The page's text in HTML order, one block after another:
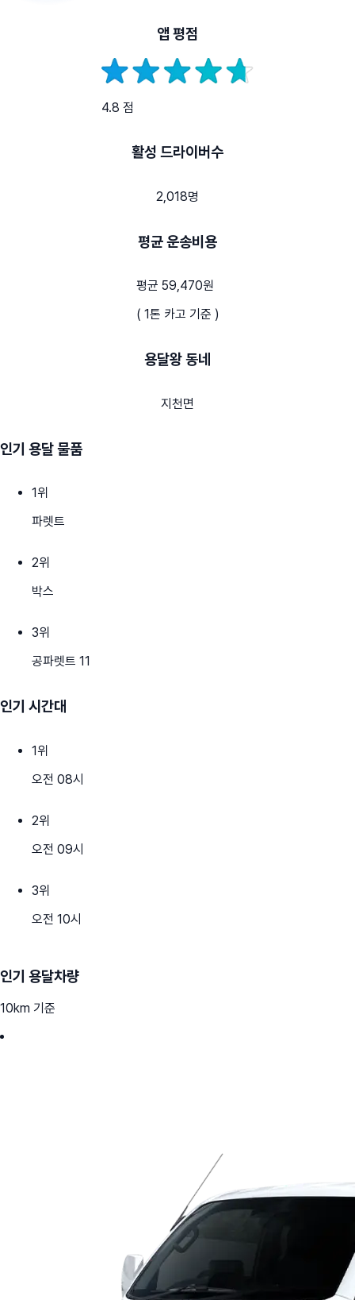
앱 평점
4.8 점
활성 드라이버수
2,018명
평균 운송비용
평균 59,470원
( 1톤 카고 기준 )
용달왕 동네
지천면
인기 용달 물품
1위
파렛트
2위
박스
3위
공파렛트 11
인기 시간대
1위
오전 08시
2위
오전 09시
3위
오전 10시
인기 용달차량
10km 기준